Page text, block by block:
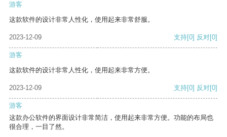
游客
这款软件的设计非常人性化，使用起来非常舒服。
2023-12-09 支持[0] 反对[0]
游客
这款软件的设计非常人性化，使用起来非常方便。
2023-12-09 支持[0] 反对[0]
游客
这款办公软件的界面设计非常简洁，使用起来非常方便。功能的布局也
很合理，一目了然。